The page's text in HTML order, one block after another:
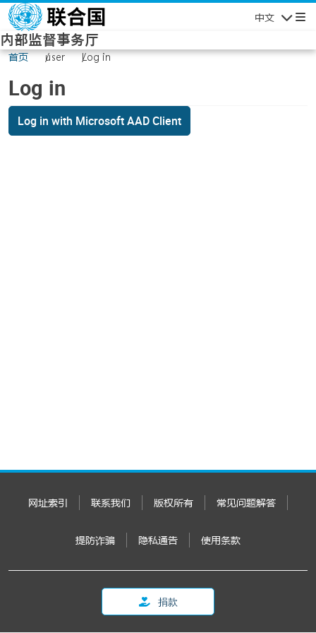
Skip to main content
中文
内部监督事务厅
首页 user Log in
Log in
Log in with Microsoft AAD Client
网址索引 联系我们 版权所有 常见问题解答
提防诈骗 隐私通告 使用条款
捐款